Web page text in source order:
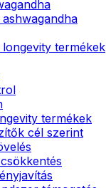
longevity termékek
termékek
cél szerint